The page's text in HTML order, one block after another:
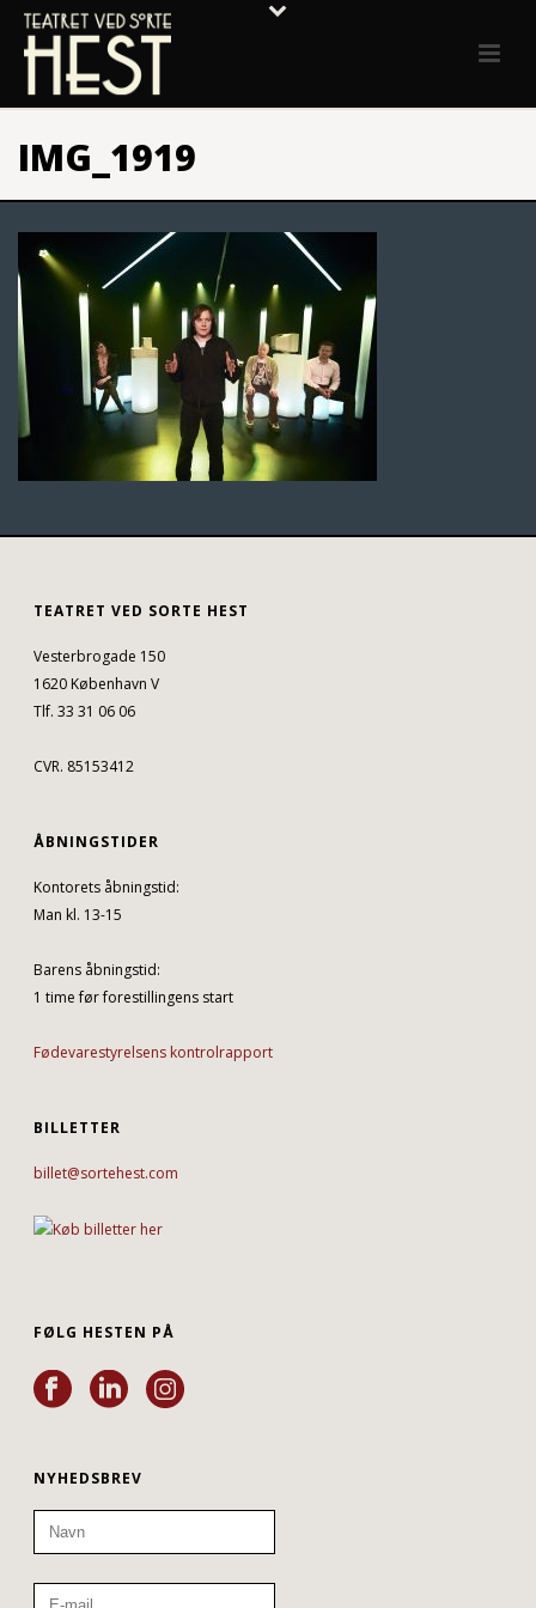
IMG_1919
TEATRET VED SORTE HEST
Vesterbrogade 150
1620 København V
Tlf. 33 31 06 06
CVR. 85153412
ÅBNINGSTIDER
Kontorets åbningstid:
Man kl. 13-15
Barens åbningstid:
1 time før forestillingens start
Fødevarestyrelsens kontrolrapport
BILLETTER
billet@sortehest.com
FØLG HESTEN PÅ
NYHEDSBREV